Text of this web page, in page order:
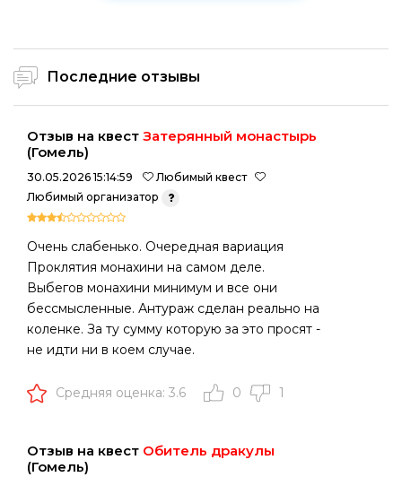
Последние отзывы
Отзыв на квест Затерянный монастырь
(Гомель)
30.05.2026 15:14:59
Любимый квест
Любимый организатор
Очень слабенько. Очередная вариация
Проклятия монахини на самом деле.
Выбегов монахини минимум и все они
бессмысленные. Антураж сделан реально на
коленке. За ту сумму которую за это просят -
не идти ни в коем случае.
Средняя оценка: 3.6 0 1
Отзыв на квест Обитель дракулы
(Гомель)